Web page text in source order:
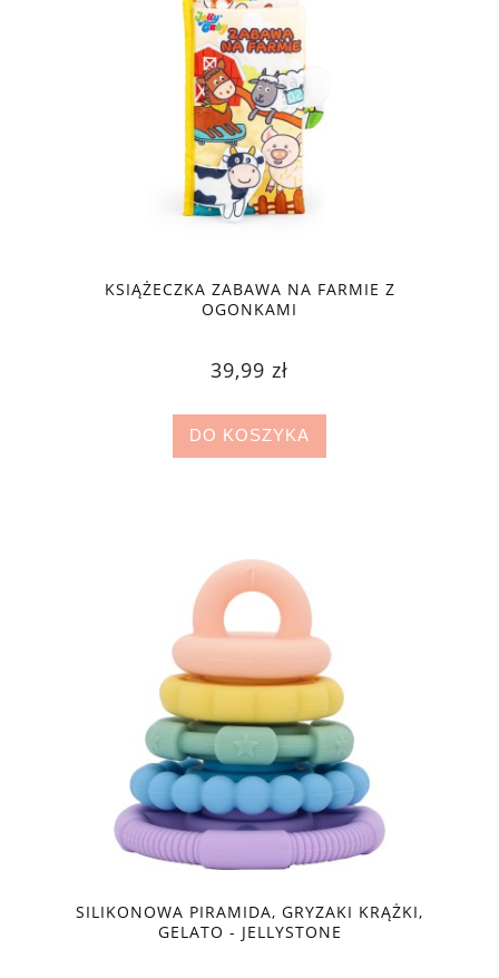
KSIĄŻECZKA ZABAWA NA FARMIE Z
OGONKAMI
39,99 zł
DO KOSZYKA
SILIKONOWA PIRAMIDA, GRYZAKI KRĄŻKI,
GELATO - JELLYSTONE